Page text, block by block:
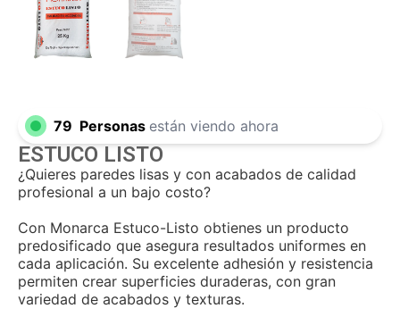
79 Personas están viendo ahora
ESTUCO LISTO
¿Quieres paredes lisas y con acabados de calidad
profesional a un bajo costo?
Con Monarca Estuco-Listo obtienes un producto
predosificado que asegura resultados uniformes en
cada aplicación. Su excelente adhesión y resistencia
permiten crear superficies duraderas, con gran
variedad de acabados y texturas.